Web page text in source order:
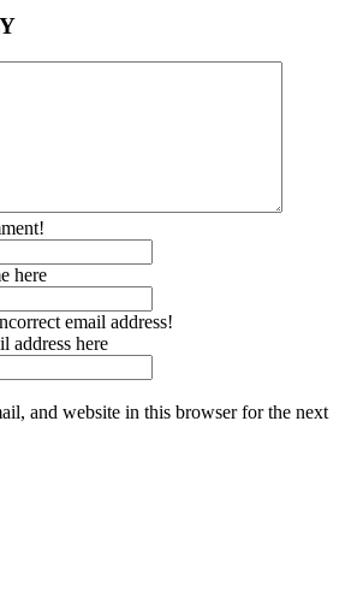
here
email address!
address here
and website in this browser for the next